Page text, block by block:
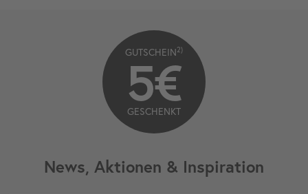
News, Aktionen & Inspiration
GUTSCHEIN2)
5€
GESCHENKT